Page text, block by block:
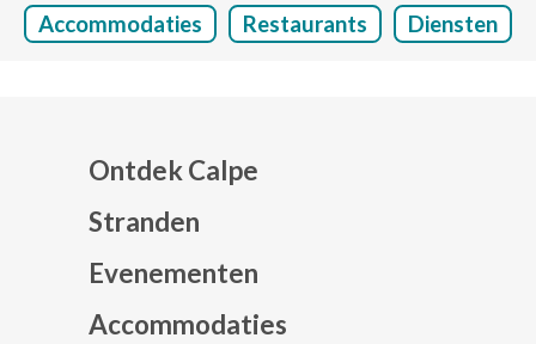
Accommodaties
Restaurants Diensten
Ontdek Calpe
Stranden
Evenementen
Accommodaties